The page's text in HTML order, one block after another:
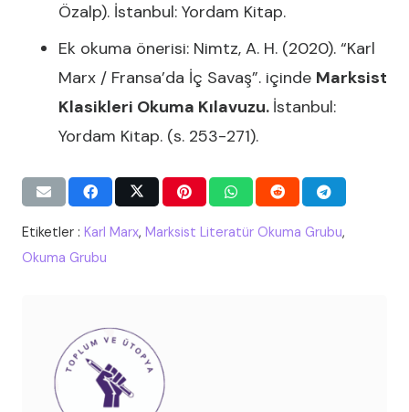
Özalp). İstanbul: Yordam Kitap.
Ek okuma önerisi: Nimtz, A. H. (2020). “Karl
Marx / Fransa’da İç Savaş”. içinde Marksist
Klasikleri Okuma Kılavuzu. İstanbul:
Yordam Kitap. (s. 253-271).
Etiketler : Karl Marx, Marksist Literatür Okuma Grubu,
Okuma Grubu